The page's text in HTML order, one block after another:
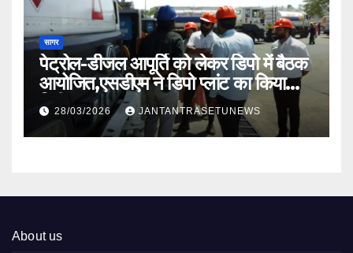
सागर
पेट्रोल-डीजल आपूर्ति को लेकर डिपो में बैठक
आयोजित,एसडीएम ने डिपो प्लांट का किया
निरीक्षण
28/03/2026 JANTANTRASETUNEWS
About us